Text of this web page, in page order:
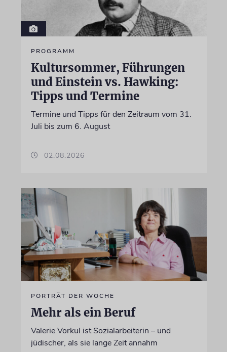
PROGRAMM
Kultursommer, Führungen
und Einstein vs. Hawking:
Tipps und Termine
Termine und Tipps für den Zeitraum vom 31.
Juli bis zum 6. August
02.08.2026
PORTRÄT DER WOCHE
Mehr als ein Beruf
Valerie Vorkul ist Sozialarbeiterin – und
jüdischer, als sie lange Zeit annahm